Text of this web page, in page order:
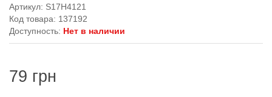
Артикул: S17H4121
Код товара: 137192
Доступность: Нет в наличии
79 грн